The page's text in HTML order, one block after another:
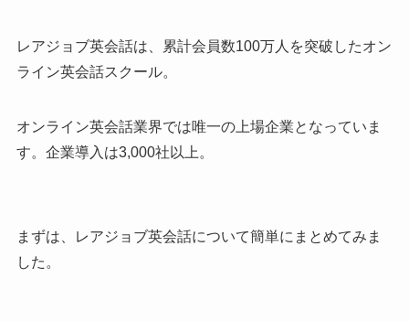
レアジョブ英会話は、累計会員数100万人を突破したオン
ライン英会話スクール。
オンライン英会話業界では唯一の上場企業となっていま
す。企業導入は3,000社以上。
まずは、レアジョブ英会話について簡単にまとめてみま
した。